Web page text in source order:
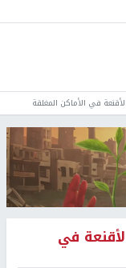
في الأماكن المغلقة
في